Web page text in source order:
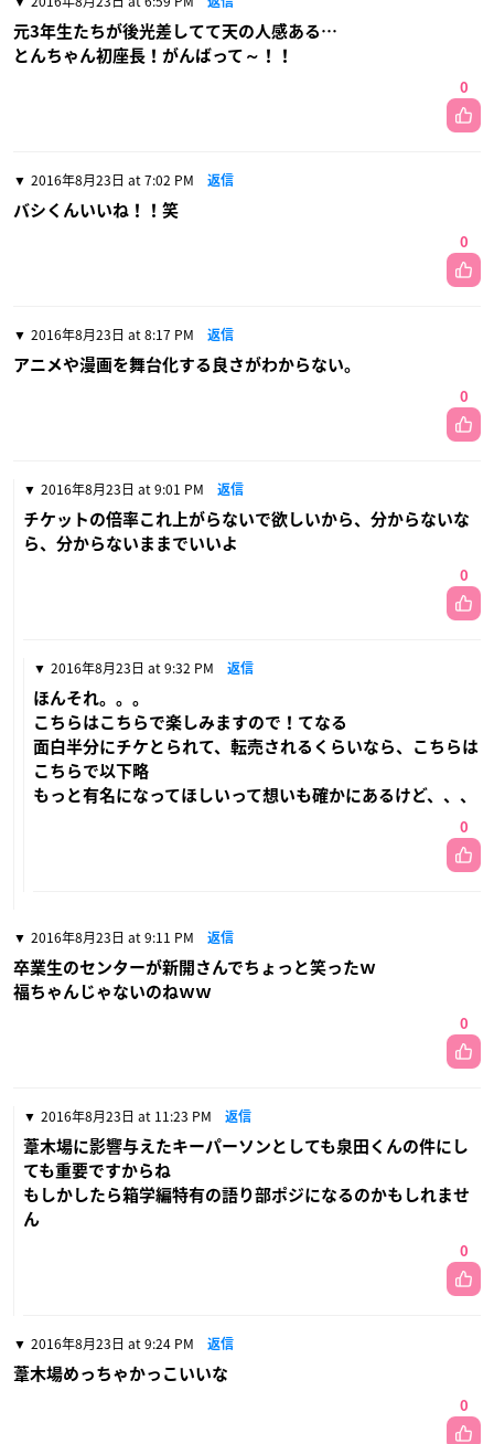
元3年生たちが後光差してて天の人感ある…
とんちゃん初座長！がんばって～！！
0
2016年8月23日 at 7:02 PM 返信
バシくんいいね！！笑
0
2016年8月23日 at 8:17 PM 返信
アニメや漫画を舞台化する良さがわからない。
0
2016年8月23日 at 9:01 PM 返信
チケットの倍率これ上がらないで欲しいから、分からないな
ら、分からないままでいいよ
0
2016年8月23日 at 9:32 PM 返信
ほんそれ。。。
こちらはこちらで楽しみますので！てなる
面白半分にチケとられて、転売されるくらいなら、こちらは
こちらで以下略
もっと有名になってほしいって想いも確かにあるけど、、、
0
2016年8月23日 at 9:11 PM 返信
卒業生のセンターが新開さんでちょっと笑ったｗ
福ちゃんじゃないのねｗｗ
0
2016年8月23日 at 11:23 PM 返信
葦木場に影響与えたキーパーソンとしても泉田くんの件にし
ても重要ですからね
もしかしたら箱学編特有の語り部ポジになるのかもしれませ
ん
0
2016年8月23日 at 9:24 PM 返信
葦木場めっちゃかっこいいな
0